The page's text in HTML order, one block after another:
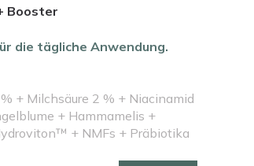
Booster
die tägliche Anwendung.
+ Milchsäure 2 % + Niacinamid
+ Hammamelis +
+ NMFs + Präbiotika